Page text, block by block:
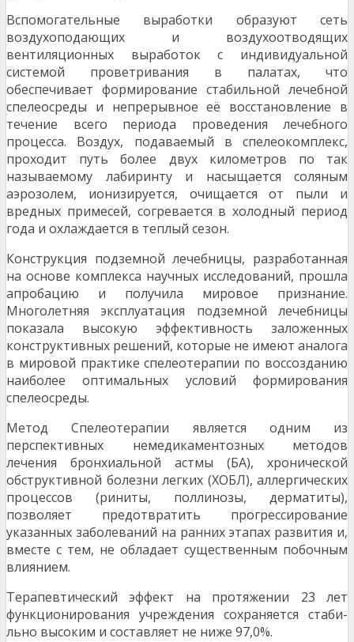
Вспомогательные выработки образуют сеть
воздухоподающих и воздухоотводящих
вентиляцион­ных выработок с индивидуальной
системой проветривания в палатах, что
обеспечивает формиро­вание стабильной лечебной
спелеосреды и непрерывное её восстановление в
течение всего пери­ода проведения лечебного
процесса. Воздух, подаваемый в спелеокомплекс,
проходит путь более двух километров по так
называемому лабиринту и насыщается соляным
аэрозолем, ионизируется, очищается от пыли и
вредных примесей, согревается в холодный период
года и охлаждается в те­плый сезон.
Конструкция подземной лечебницы, разработанная
на основе комплекса научных исследований, прошла
апробацию и получила мировое признание.
Многолетняя эксплуатация подземной лечеб­ницы
показала высокую эффективность заложенных
конструктивных решений, которые не имеют аналога
в мировой практике спелеотерапии по воссозданию
наиболее оптимальных условий фор­мирования
спелеосреды.
Метод Спелеотерапии является одним из
перспективных немедикаментозных методов
лечения бронхиальной астмы (БА), хронической
обструктивной болезни легких (ХОБЛ), аллергических
про­цессов (риниты, поллинозы, дерматиты),
позволяет предотвратить прогрессирование
указанных за­болеваний на ранних этапах развития и,
вместе с тем, не обладает существенным побочным
влия­нием.
Терапевтический эффект на протяжении 23 лет
функционирования учреждения сохраняется стаби­
льно высоким и составляет не ниже 97,0%.